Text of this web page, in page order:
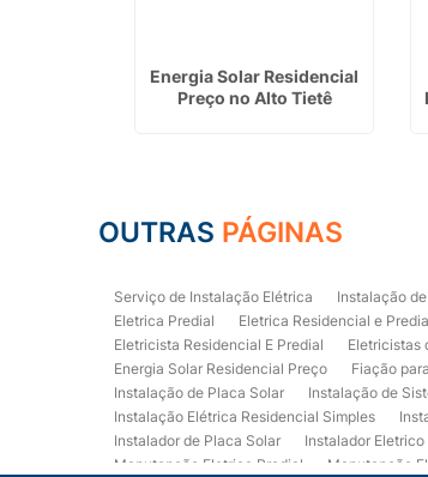
Energia Solar Residencial
Preço no Alto Tietê
OUTRAS PÁGINAS
Serviço de Instalação Elétrica Instalação
Eletrica Predial
Eletrica Residencial e
Eletricista Residencial E Predial
Eletricistas
Energia Solar Residencial Preço
Fiação
Instalação de Placa Solar
Instalação de
Instalação Elétrica Residencial Simples
Instalador de Placa Solar
Instalador
Manutenção Eletrica Predial
Manutenção